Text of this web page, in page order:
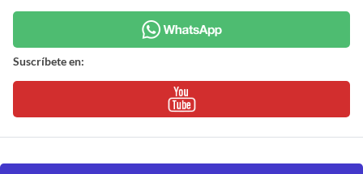
Suscríbete en: